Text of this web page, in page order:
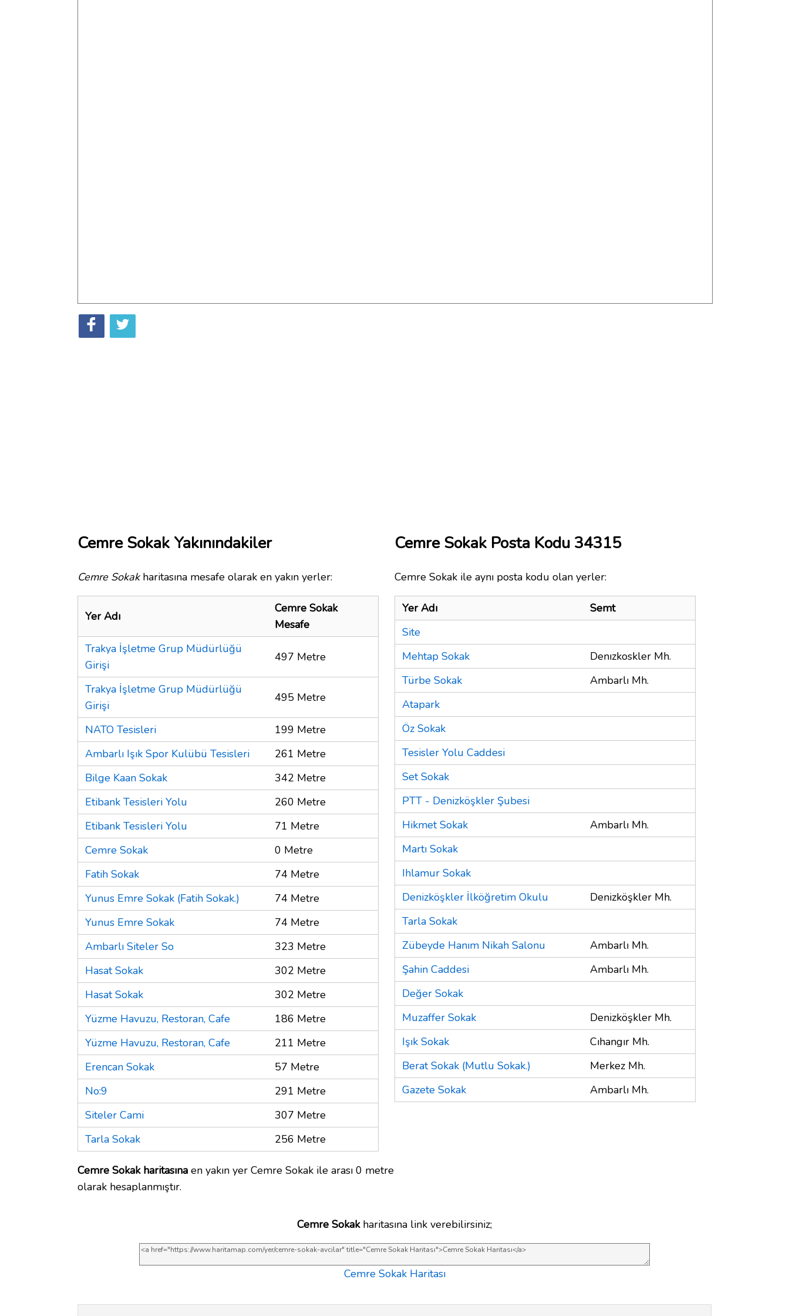
Cemre Sokak Yakınındakiler
Cemre Sokakharitasına mesafe olarak en yakın yerler:
Yer Adı
Cemre Sokak
Mesafe
Trakya İşletme Grup Müdürlüğü
Girişi
497 Metre
Trakya İşletme Grup Müdürlüğü
Girişi
495 Metre
NATO Tesisleri
199 Metre
Ambarlı Işık Spor Kulübü Tesisleri
261 Metre
Bilge Kaan Sokak
342 Metre
Etibank Tesisleri Yolu
260 Metre
Etibank Tesisleri Yolu
71 Metre
Cemre Sokak
0 Metre
Fatih Sokak
74 Metre
Yunus Emre Sokak (Fatih Sokak.)
74 Metre
Yunus Emre Sokak
74 Metre
Ambarlı Siteler So
323 Metre
Hasat Sokak
302 Metre
Hasat Sokak
302 Metre
Yüzme Havuzu, Restoran, Cafe
186 Metre
Yüzme Havuzu, Restoran, Cafe
211 Metre
Erencan Sokak
57 Metre
No:9
291 Metre
Siteler Cami
307 Metre
Tarla Sokak
256 Metre
Cemre Sokak haritasına en yakın yer Cemre Sokak ile arası 0 metre
olarak hesaplanmıştır.
Cemre Sokak Posta Kodu 34315
Cemre Sokak ile aynı posta kodu olan yerler:
Yer Adı
Semt
Site
Mehtap Sokak
Denızkoskler Mh.
Türbe Sokak
Ambarlı Mh.
Atapark
Öz Sokak
Tesisler Yolu Caddesi
Set Sokak
PTT - Denizköşkler Şubesi
Hikmet Sokak
Ambarlı Mh.
Martı Sokak
Ihlamur Sokak
Denizköşkler İlköğretim Okulu
Denizköşkler Mh.
Tarla Sokak
Zübeyde Hanım Nikah Salonu
Ambarlı Mh.
Şahin Caddesi
Ambarlı Mh.
Değer Sokak
Muzaffer Sokak
Denizköşkler Mh.
Işık Sokak
Cıhangır Mh.
Berat Sokak (Mutlu Sokak.)
Merkez Mh.
Gazete Sokak
Ambarlı Mh.
Cemre Sokakharitasına link verebilirsiniz;
Cemre Sokak Haritası